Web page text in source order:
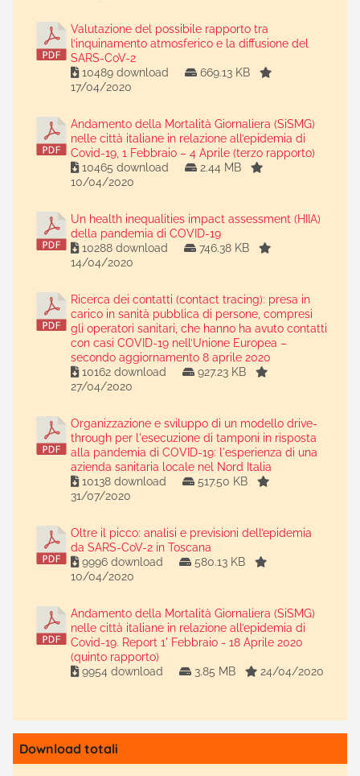
Valutazione del possibile rapporto tra
l’inquinamento atmosferico e la diffusione del
SARS-CoV-2
10489 download
669.13 KB
17/04/2020
Andamento della Mortalità Giornaliera (SiSMG)
nelle città italiane in relazione all’epidemia di
Covid-19, 1 Febbraio – 4 Aprile (terzo rapporto)
10465 download
2.44 MB
10/04/2020
Un health inequalities impact assessment (HIIA)
della pandemia di COVID-19
10288 download
746.38 KB
14/04/2020
Ricerca dei contatti (contact tracing): presa in
carico in sanità pubblica di persone, compresi
gli operatori sanitari, che hanno ha avuto contatti
con casi COVID-19 nell’Unione Europea –
secondo aggiornamento 8 aprile 2020
10162 download
927.23 KB
27/04/2020
Organizzazione e sviluppo di un modello drive-
through per l'esecuzione di tamponi in risposta
alla pandemia di COVID-19: l'esperienza di una
azienda sanitaria locale nel Nord Italia
10138 download
517.50 KB
31/07/2020
Oltre il picco: analisi e previsioni dell’epidemia
da SARS-CoV-2 in Toscana
9996 download
580.13 KB
10/04/2020
Andamento della Mortalità Giornaliera (SiSMG)
nelle città italiane in relazione all’epidemia di
Covid-19. Report 1' Febbraio - 18 Aprile 2020
(quinto rapporto)
9954 download
3.85 MB 24/04/2020
Download totali